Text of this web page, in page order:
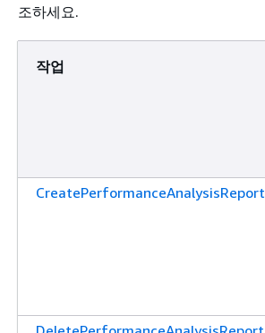
조하세요.
작업
CreatePerformanceAnalysisReport